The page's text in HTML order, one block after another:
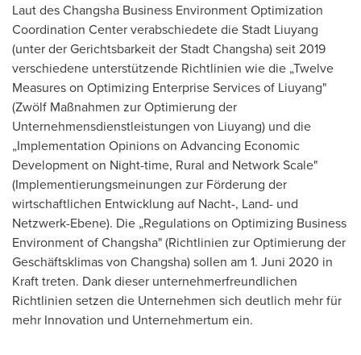
Laut des Changsha Business Environment Optimization
Coordination Center verabschiedete die Stadt Liuyang
(unter der Gerichtsbarkeit der Stadt Changsha) seit 2019
verschiedene unterstützende Richtlinien wie die „Twelve
Measures on Optimizing Enterprise Services of Liuyang"
(Zwölf Maßnahmen zur Optimierung der
Unternehmensdienstleistungen von Liuyang) und die
„Implementation Opinions on Advancing Economic
Development on Night-time, Rural and Network Scale"
(Implementierungsmeinungen zur Förderung der
wirtschaftlichen Entwicklung auf Nacht-, Land- und
Netzwerk-Ebene). Die „Regulations on Optimizing Business
Environment ofChangsha" (Richtlinien zur Optimierung der
Geschäftsklimas von Changsha) sollen am 1. Juni 2020 in
Kraft treten. Dank dieser unternehmerfreundlichen
Richtlinien setzen die Unternehmen sich deutlich mehr für
mehr Innovation und Unternehmertum ein.